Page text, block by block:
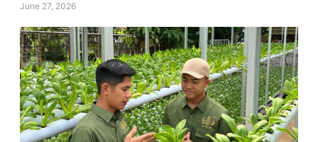
June 27, 2026